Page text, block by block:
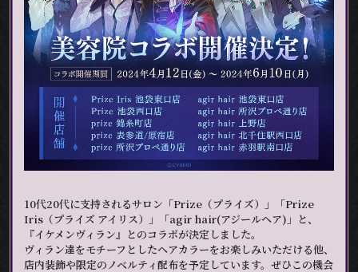
10代20代に支持されるサロン「Prize（プライズ）」「Prize
Iris（プライズ アイリス）」「agir hair(アジールヘア)」と、
『イケメンヴィラン』とのコラボが決定しました。
ヴィラン達をモチーフとしたヘアカラーをお楽しみいただける他、
店内装飾や限定のノベルティ配布を予定しています。ぜひこの機会